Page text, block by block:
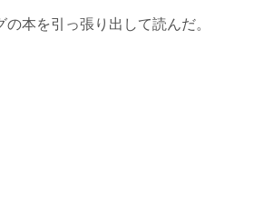
本を引っ張り出して読んだ。